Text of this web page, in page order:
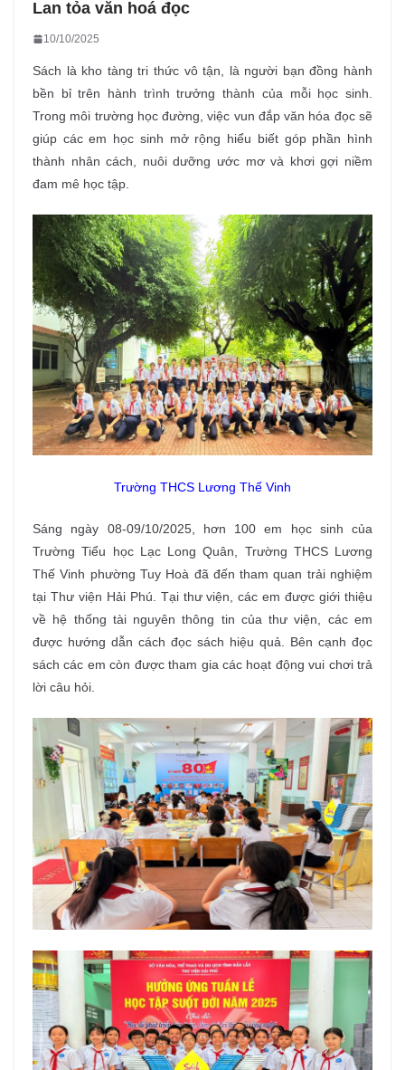
Lan tỏa văn hoá đọc
10/10/2025
Sách là kho tàng tri thức vô tận, là người bạn đồng hành
bền bỉ trên hành trình trưởng thành của mỗi học sinh.
Trong môi trường học đường, việc vun đắp văn hóa đọc sẽ
giúp các em học sinh mở rộng hiểu biết góp phần hình
thành nhân cách, nuôi dưỡng ước mơ và khơi gợi niềm
đam mê học tập.
Trường THCS Lương Thế Vinh
Sáng ngày 08-09/10/2025, hơn 100 em học sinh của
Trường Tiểu học Lạc Long Quân, Trường THCS Lương
Thế Vinh phường Tuy Hoà đã đến tham quan trải nghiệm
tại Thư viện Hải Phú. Tại thư viện, các em được giới thiệu
về hệ thống tài nguyên thông tin của thư viện, các em
được hướng dẫn cách đọc sách hiệu quả. Bên cạnh đọc
sách các em còn được tham gia các hoạt động vui chơi trả
lời câu hỏi.